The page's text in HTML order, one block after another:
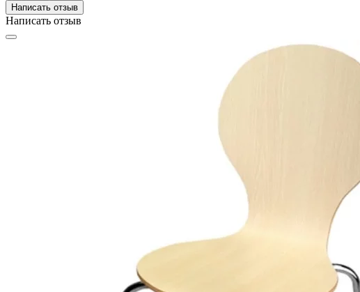
Написать отзыв
Написать отзыв